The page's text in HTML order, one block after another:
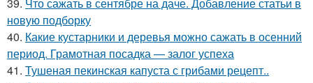
новую подборку
40. Какие кустарники и деревья можно сажать в осенний
период. Грамотная посадка — залог успеха
41. Тушеная пекинская капуста с грибами рецепт..